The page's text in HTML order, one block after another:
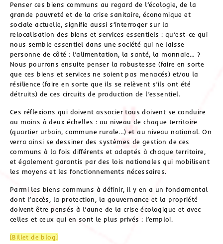
Penser ces biens communs au regard de l’écologie, de la
grande pauvreté et de la crise sanitaire, économique et
sociale actuelle, signifie aussi s’interroger sur la
relocalisation des biens et services essentiels : qu’est-ce qui
nous semble essentiel dans une société qui ne laisse
personne de côté : l’alimentation, la santé, la monnaie… ?
Nous pourrons ensuite penser la robustesse (faire en sorte
que ces biens et services ne soient pas menacés) et/ou la
résilience (faire en sorte que ils se relèvent s’ils ont été
détruits) de ces circuits de production de l’essentiel.
Ces réflexions qui doivent associer tous doivent se conduire
au moins à deux échelles : au niveau de chaque territoire
(quartier urbain, commune rurale…) et au niveau national. On
verra ainsi se dessiner des systèmes de gestion de ces
communs à la fois différents et adaptés à chaque territoire,
et également garantis par des lois nationales qui mobilisent
les moyens et les fonctionnements nécessaires.
Parmi les biens communs à définir, il y en a un fondamental
dont l’accès, la protection, la gouvernance et la propriété
doivent être pensés à l’aune de la crise écologique et avec
celles et ceux qui en sont le plus privés : l’emploi.
[Billet de blog]